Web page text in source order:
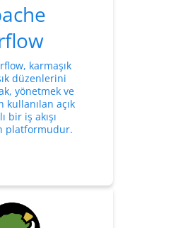
karmaşık
düzenlerini
yönetmek ve
kullanılan açık
bir iş akışı
platformudur.